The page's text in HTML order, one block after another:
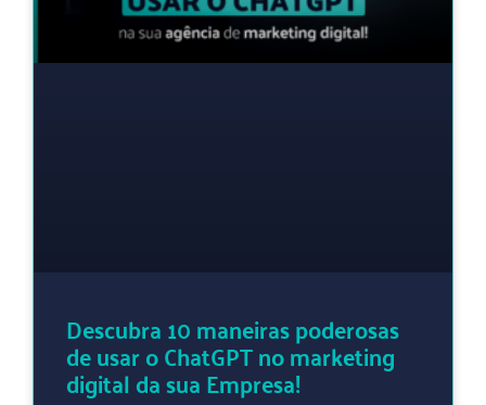
Descubra 10 maneiras poderosas
de usar o ChatGPT no marketing
digital da sua Empresa!